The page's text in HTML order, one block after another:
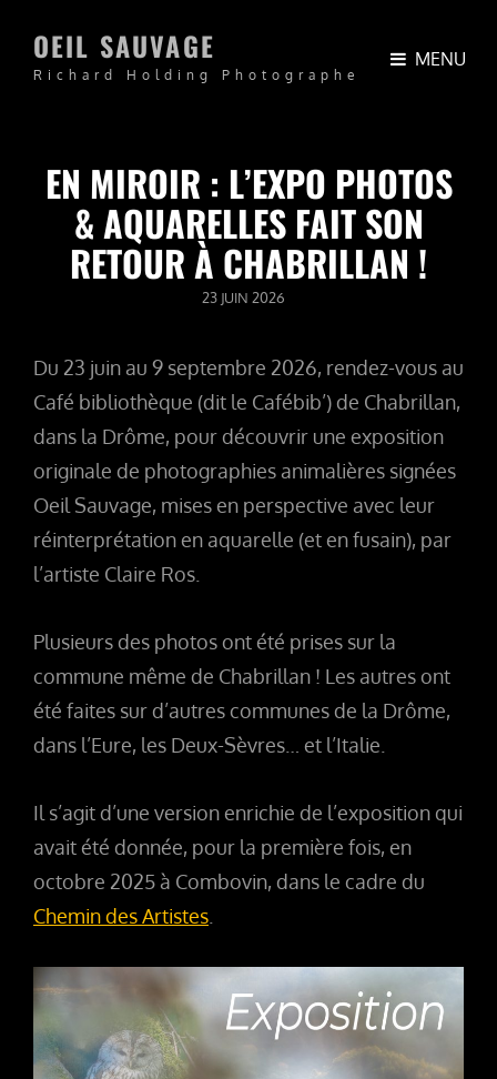
OEIL SAUVAGE
Richard Holding Photographe
MENU
EN MIROIR : L’EXPO PHOTOS
& AQUARELLES FAIT SON
RETOUR À CHABRILLAN !
POSTED
23 JUIN 2026
Du 23 juin au 9 septembre 2026, rendez-vous au
Café bibliothèque (dit le Cafébib’) de Chabrillan,
dans la Drôme, pour découvrir une exposition
originale de photographies animalières signées
Oeil Sauvage, mises en perspective avec leur
réinterprétation en aquarelle (et en fusain), par
l’artiste Claire Ros.
Plusieurs des photos ont été prises sur la
commune même de Chabrillan ! Les autres ont
été faites sur d’autres communes de la Drôme,
dans l’Eure, les Deux-Sèvres… et l’Italie.
Il s’agit d’une version enrichie de l’exposition qui
avait été donnée, pour la première fois, en
octobre 2025 à Combovin, dans le cadre du
Chemin des Artistes